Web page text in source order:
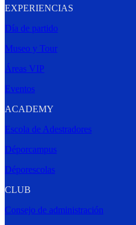
EXPERIENCIAS
Día de partido
Museo y Tour
Áreas VIP
Eventos
ACADEMY
Escola de Adestradores
Déporcampus
Déporescolas
CLUB
Consejo de administración